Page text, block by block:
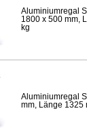
Aluminiumregal
1800 x 500 mm,
kg
Aluminiumregal
mm, Länge 1325